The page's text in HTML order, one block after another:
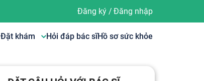
Đăng ký/ Đăng nhập
Đặt khám Hỏi đáp bác sĩHồ sơ sức khỏe